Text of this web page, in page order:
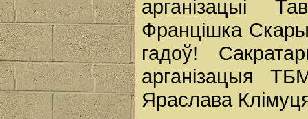
арганізацыі
Францішка
гадоў!
арганізацыя
Яраслава